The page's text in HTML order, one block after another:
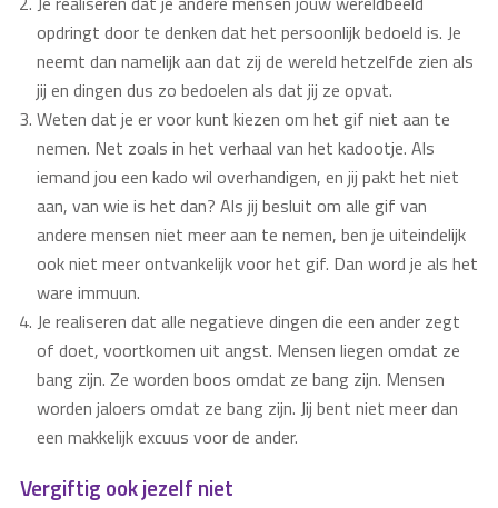
opdringt door te denken dat het persoonlijk bedoeld is. Je
neemt dan namelijk aan dat zij de wereld hetzelfde zien als
jij en dingen dus zo bedoelen als dat jij ze opvat.
Weten dat je er voor kunt kiezen om het gif niet aan te
nemen. Net zoals in het verhaal van het kadootje. Als
iemand jou een kado wil overhandigen, en jij pakt het niet
aan, van wie is het dan? Als jij besluit om alle gif van
andere mensen niet meer aan te nemen, ben je uiteindelijk
ook niet meer ontvankelijk voor het gif. Dan word je als het
ware immuun.
Je realiseren dat alle negatieve dingen die een ander zegt
of doet, voortkomen uit angst. Mensen liegen omdat ze
bang zijn. Ze worden boos omdat ze bang zijn. Mensen
worden jaloers omdat ze bang zijn. Jij bent niet meer dan
een makkelijk excuus voor de ander.
Vergiftig ook jezelf niet